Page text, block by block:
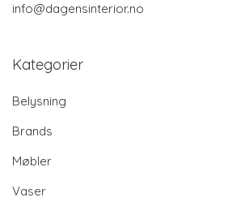
info@dagensinterior.no
Kategorier
Belysning
Brands
Møbler
Vaser